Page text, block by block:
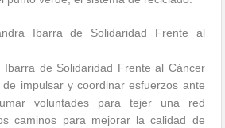
Ibarra de Solidaridad Frente al
Ibarra de Solidaridad Frente al Cáncer
impulsar y coordinar esfuerzos ante
voluntades para tejer una red
caminos para mejorar la calidad de